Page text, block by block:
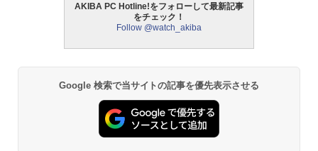
AKIBA PC Hotline!をフォローして最新記事
をチェック！
Follow @watch_akiba
Google 検索で当サイトの記事を優先表示させる